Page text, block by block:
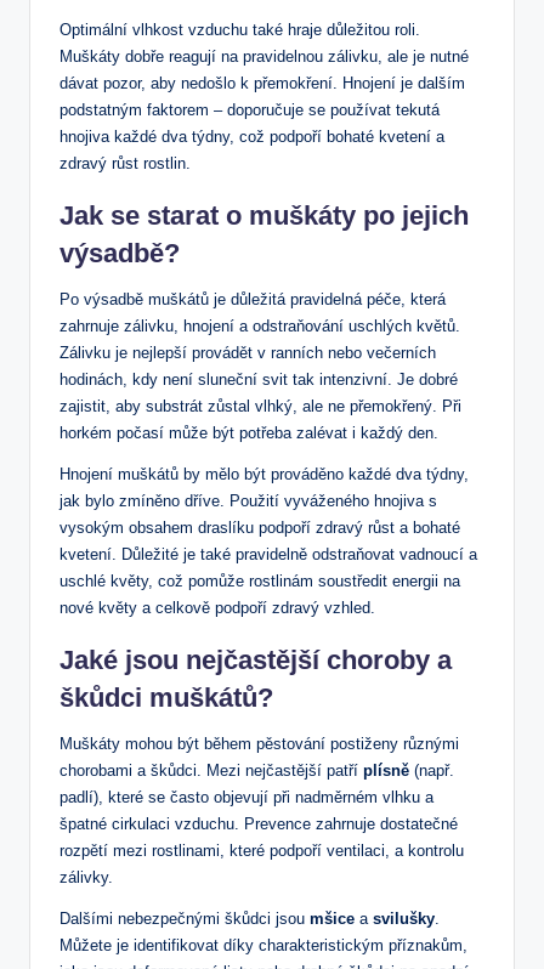
Optimální vlhkost vzduchu také hraje důležitou roli.
Muškáty dobře reagují na pravidelnou zálivku, ale je nutné
dávat pozor, aby nedošlo k přemokření. Hnojení je dalším
podstatným faktorem – doporučuje se používat tekutá
hnojiva každé dva týdny, což podpoří bohaté kvetení a
zdravý růst rostlin.
Jak se starat o muškáty po jejich
výsadbě?
Po výsadbě muškátů je důležitá pravidelná péče, která
zahrnuje zálivku, hnojení a odstraňování uschlých květů.
Zálivku je nejlepší provádět v ranních nebo večerních
hodinách, kdy není sluneční svit tak intenzivní. Je dobré
zajistit, aby substrát zůstal vlhký, ale ne přemokřený. Při
horkém počasí může být potřeba zalévat i každý den.
Hnojení muškátů by mělo být prováděno každé dva týdny,
jak bylo zmíněno dříve. Použití vyváženého hnojiva s
vysokým obsahem draslíku podpoří zdravý růst a bohaté
kvetení. Důležité je také pravidelně odstraňovat vadnoucí a
uschlé květy, což pomůže rostlinám soustředit energii na
nové květy a celkově podpoří zdravý vzhled.
Jaké jsou nejčastější choroby a
škůdci muškátů?
Muškáty mohou být během pěstování postiženy různými
chorobami a škůdci. Mezi nejčastější patří plísně (např.
padlí), které se často objevují při nadměrném vlhku a
špatné cirkulaci vzduchu. Prevence zahrnuje dostatečné
rozpětí mezi rostlinami, které podpoří ventilaci, a kontrolu
zálivky.
Dalšími nebezpečnými škůdci jsou mšice a svilušky.
Můžete je identifikovat díky charakteristickým příznakům,